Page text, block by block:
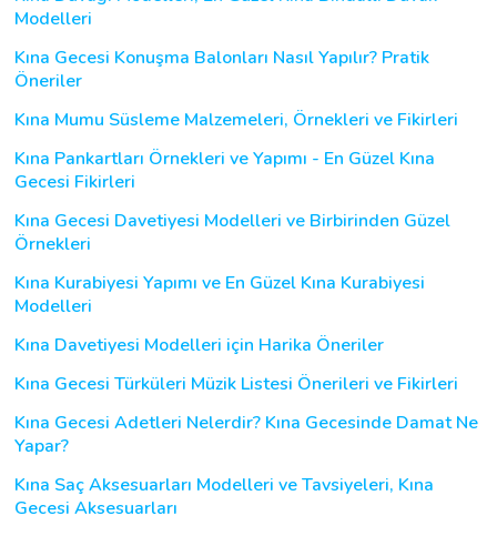
Modelleri
Kına Gecesi Konuşma Balonları Nasıl Yapılır? Pratik
Öneriler
Kına Mumu Süsleme Malzemeleri, Örnekleri ve Fikirleri
Kına Pankartları Örnekleri ve Yapımı - En Güzel Kına
Gecesi Fikirleri
Kına Gecesi Davetiyesi Modelleri ve Birbirinden Güzel
Örnekleri
Kına Kurabiyesi Yapımı ve En Güzel Kına Kurabiyesi
Modelleri
Kına Davetiyesi Modelleri için Harika Öneriler
Kına Gecesi Türküleri Müzik Listesi Önerileri ve Fikirleri
Kına Gecesi Adetleri Nelerdir? Kına Gecesinde Damat Ne
Yapar?
Kına Saç Aksesuarları Modelleri ve Tavsiyeleri, Kına
Gecesi Aksesuarları